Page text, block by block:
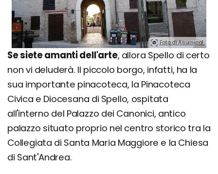
Foto di Asurnipal.
Se siete amanti dell'arte, allora Spello di certo
non vi deluderà. Il piccolo borgo, infatti, ha la
sua importante pinacoteca, la Pinacoteca
Civica e Diocesana di Spello, ospitata
all'interno del Palazzo dei Canonici, antico
palazzo situato proprio nel centro storico tra la
Collegiata di Santa Maria Maggiore e la Chiesa
di Sant'Andrea.